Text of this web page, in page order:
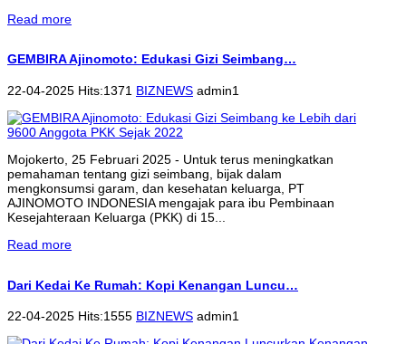
Read more
GEMBIRA Ajinomoto: Edukasi Gizi Seimbang…
22-04-2025 Hits:1371 BIZNEWS admin1
Mojokerto, 25 Februari 2025 - Untuk terus meningkatkan
pemahaman tentang gizi seimbang, bijak dalam
mengkonsumsi garam, dan kesehatan keluarga, PT
AJINOMOTO INDONESIA mengajak para ibu Pembinaan
Kesejahteraan Keluarga (PKK) di 15...
Read more
Dari Kedai Ke Rumah: Kopi Kenangan Luncu…
22-04-2025 Hits:1555 BIZNEWS admin1